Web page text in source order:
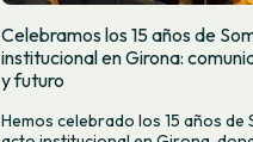
Celebramos los 15 años de
institucional en Girona:
y futuro
Hemos celebrado los 15 años de